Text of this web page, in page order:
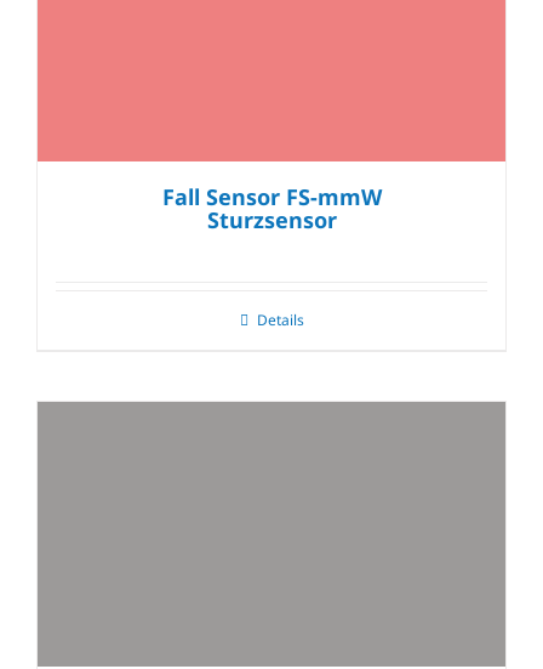
Fall Sensor FS-mmW
Sturzsensor
Details